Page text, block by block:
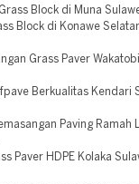
Block di Muna
Block di Konawe
Grass Paver
Berkualitas Kendari
Paving Ramah
Paver HDPE Kolaka